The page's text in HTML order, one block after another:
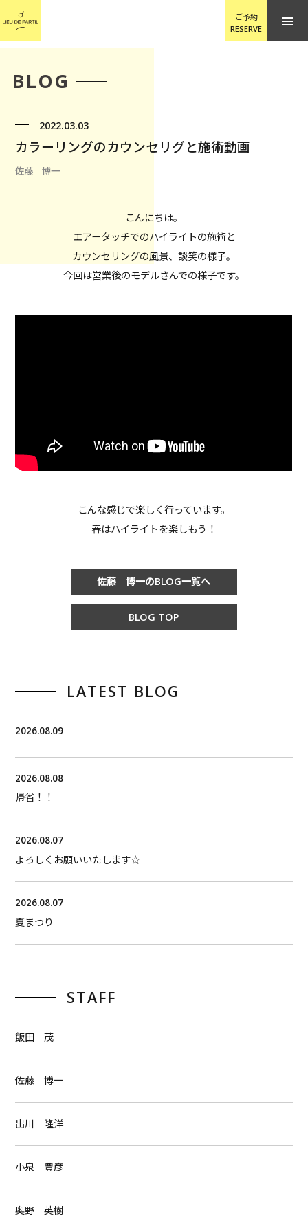
ご予約
RESERVE
BLOG
2022.03.03
カラーリングのカウンセリグと施術動画
佐藤 博一
こんにちは。
エアータッチでのハイライトの施術と
カウンセリングの風景、談笑の様子。
今回は営業後のモデルさんでの様子です。
こんな感じで楽しく行っています。
春はハイライトを楽しもう！
佐藤 博一のBLOG一覧へ
BLOG TOP
LATEST BLOG
2026.08.09
2026.08.08
帰省！！
2026.08.07
よろしくお願いいたします☆
2026.08.07
夏まつり
STAFF
飯田 茂
佐藤 博一
出川 隆洋
小泉 豊彦
奥野 英樹